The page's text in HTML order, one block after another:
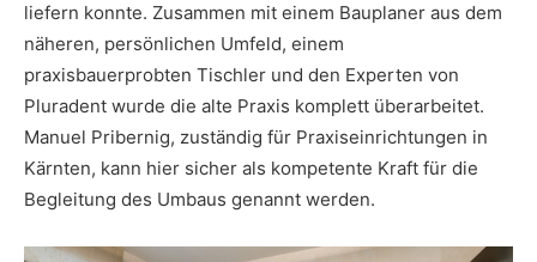
liefern konnte. Zusammen mit einem Bauplaner aus dem
näheren, persönlichen Umfeld, einem
praxisbauerprobten Tischler und den Experten von
Pluradent wurde die alte Praxis komplett überarbeitet.
Manuel Pribernig, zuständig für Praxiseinrichtungen in
Kärnten, kann hier sicher als kompetente Kraft für die
Begleitung des Umbaus genannt werden.